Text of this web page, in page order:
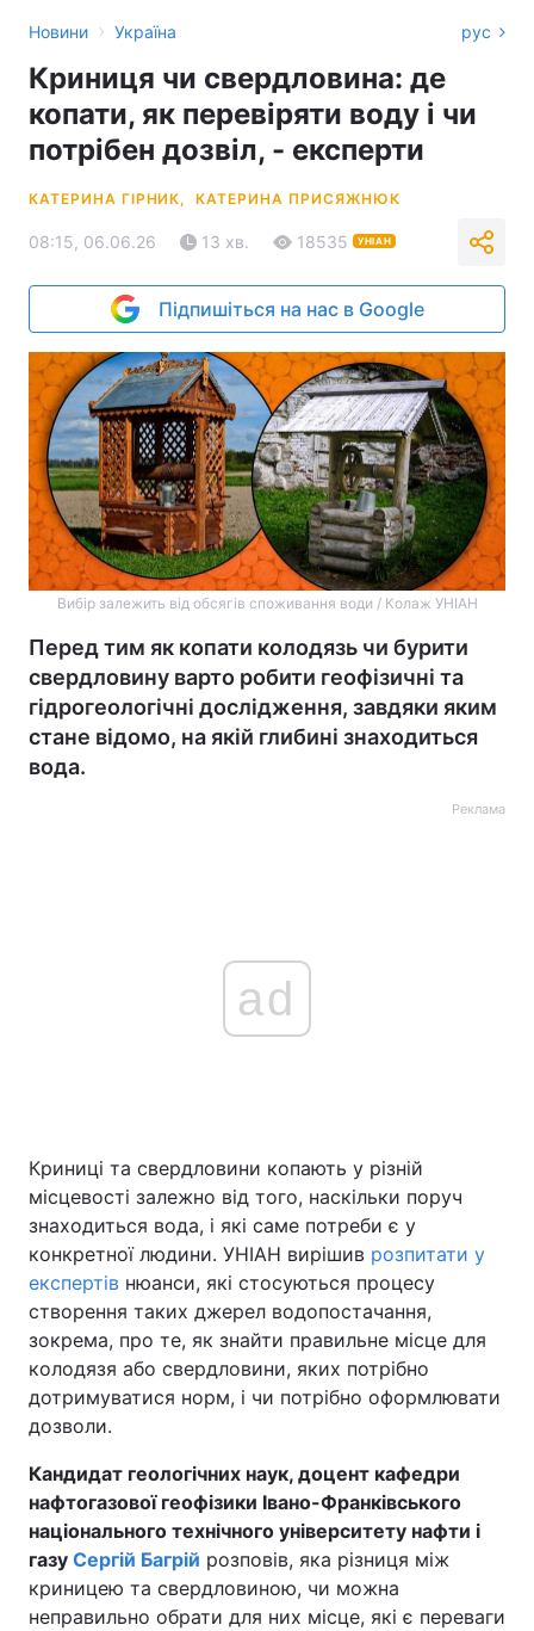
Новини › Україна рус
​​​​​​​Криниця чи свердловина: де
копати, як перевіряти воду і чи
потрібен дозвіл, - експерти
КАТЕРИНА ГІРНИК, КАТЕРИНА ПРИСЯЖНЮК
08:15, 06.06.26 13 хв. 18535 УНІАН
Підпишіться на нас в Google
Вибір залежить від обсягів споживання води / Колаж УНІАН
Перед тим як копати колодязь чи бурити
свердловину варто робити геофізичні та
гідрогеологічні дослідження, завдяки яким
стане відомо, на якій глибині знаходиться
вода.
Реклама
ad
Криниці та свердловини копають у різній
місцевості залежно від того, наскільки поруч
знаходиться вода, і які саме потреби є у
конкретної людини. УНІАН вирішив розпитати у
експертів нюанси, які стосуються процесу
створення таких джерел водопостачання,
зокрема, про те, як знайти правильне місце для
колодязя або свердловини, яких потрібно
дотримуватися норм, і чи потрібно оформлювати
дозволи.
Кандидат геологічних наук, доцент кафедри
нафтогазової геофізики Івано-Франківського
національного технічного університету нафти і
газу Сергій Багрій розповів, яка різниця між
криницею та свердловиною, чи можна
неправильно обрати для них місце, які є переваги